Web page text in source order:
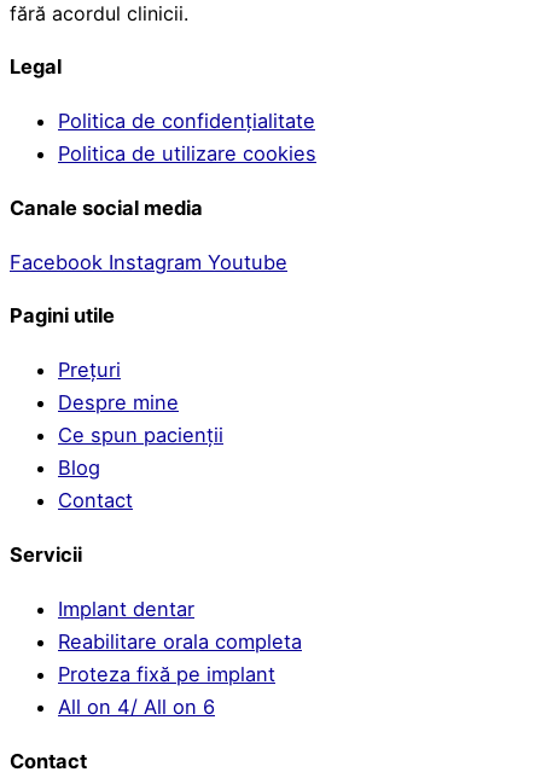
fără acordul clinicii.
Legal
Politica de confidențialitate
Politica de utilizare cookies
Canale social media
Facebook Instagram Youtube
Pagini utile
Prețuri
Despre mine
Ce spun pacienții
Blog
Contact
Servicii
Implant dentar
Reabilitare orala completa
Proteza fixă pe implant
All on 4/ All on 6
Contact